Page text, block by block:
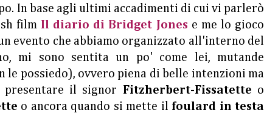
In base agli ultimi accadimenti di cui vi parlerò
film Il diario di Bridget Jones e me lo gioco
evento che abbiamo organizzato all'interno del
mi sono sentita un po' come lei, mutande
le possiedo), ovvero piena di belle intenzioni ma
presentare il signor Fitzherbert-Fissatette o
o ancora quando si mette il foulard in testa